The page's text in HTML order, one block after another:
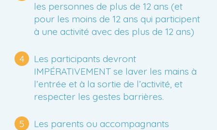
les personnes de plus de 12 ans (et
pour les moins de 12 ans qui participent
à une activité avec des plus de 12 ans)
Les participants devront
IMPÉRATIVEMENT se laver les mains à
l’entrée et à la sortie de l’activité, et
respecter les gestes barrières.
Les parents ou accompagnants